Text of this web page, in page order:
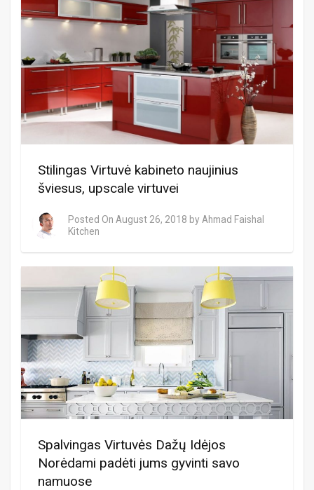
Stilingas Virtuvė kabineto naujinius
šviesus, upscale virtuvei
Posted On August 26, 2018 by Ahmad Faishal
Kitchen
Spalvingas Virtuvės Dažų Idėjos
Norėdami padėti jums gyvinti savo
namuose